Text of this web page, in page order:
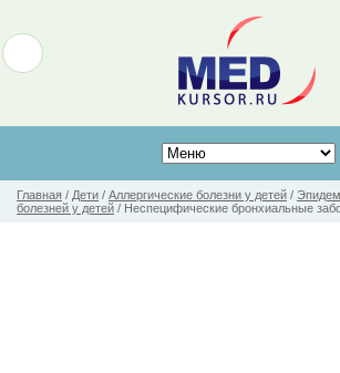
Главная / Дети / Аллергические болезни у детей /
болезней у детей / Неспецифические бронхиальные